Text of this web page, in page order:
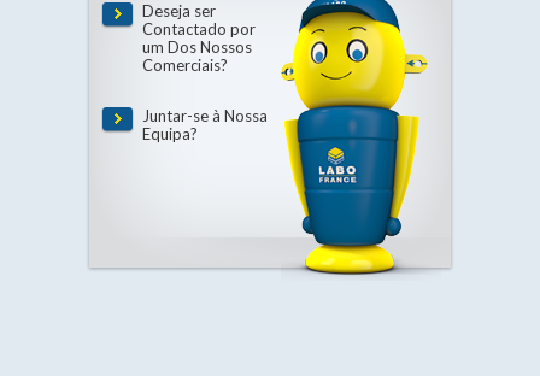
Deseja ser
Contactado por
um Dos Nossos
Comerciais?
Juntar-se à Nossa
Equipa?